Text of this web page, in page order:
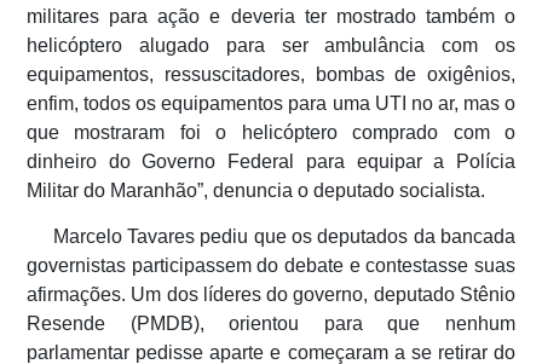
militares para ação e deveria ter mostrado também o
helicóptero alugado para ser ambulância com os
equipamentos, ressuscitadores, bombas de oxigênios,
enfim, todos os equipamentos para uma UTI no ar, mas o
que mostraram foi o helicóptero comprado com o
dinheiro do Governo Federal para equipar a Polícia
Militar do Maranhão”, denuncia o deputado socialista.
Marcelo Tavares pediu que os deputados da bancada
governistas participassem do debate e contestasse suas
afirmações. Um dos líderes do governo, deputado Stênio
Resende (PMDB), orientou para que nenhum
parlamentar pedisse aparte e começaram a se retirar do